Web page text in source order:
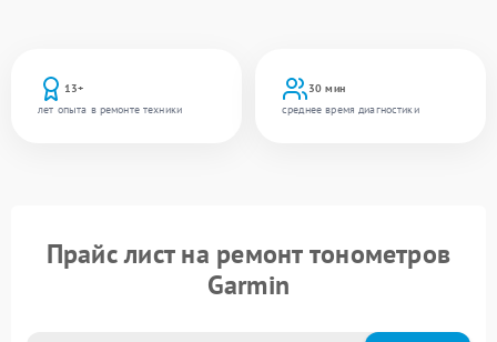
13+
лет опыта в ремонте техники
30 мин
среднее время диагностики
Прайс лист на ремонт тонометров
Garmin